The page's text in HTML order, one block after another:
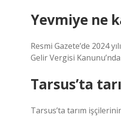
Yevmiye ne
Resmi Gazete’de 2024
Gelir Vergisi
Tarsus’ta
Tarsus’ta tarım